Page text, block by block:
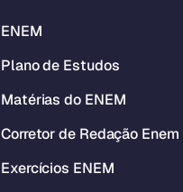
ENEM
Plano de Estudos
Matérias do ENEM
Corretor de Redação Enem
Exercícios ENEM